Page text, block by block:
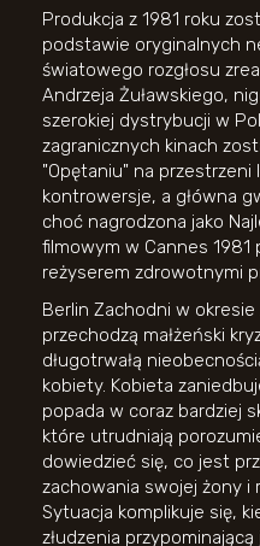
Produkcja z 1981 roku
podstawie oryginalnych
światowego rozgłosu
Andrzeja Żuławskiego,
szerokiej dystrybucji w
zagranicznych kinach
"Opętaniu" na przestrzeni
kontrowersje, a główna
choć nagrodzona jako
filmowym w Cannes 1981
reżyserem zdrowotnymi
Berlin Zachodni w okresie
przechodzą małżeński
długotrwałą
kobiety. Kobieta
popada w coraz bardziej
które utrudniają
dowiedzieć się, co jest
zachowania swojej żony i
Sytuacja komplikuje się,
złudzenia